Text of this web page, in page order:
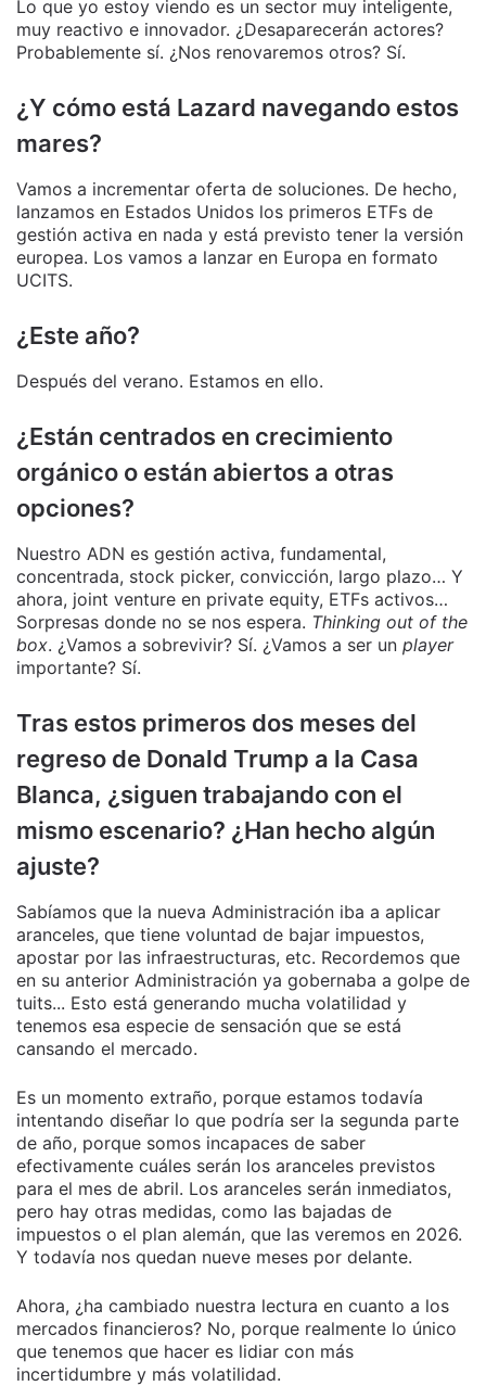
Lo que yo estoy viendo es un sector muy inteligente,
muy reactivo e innovador. ¿Desaparecerán actores?
Probablemente sí. ¿Nos renovaremos otros? Sí.
¿Y cómo está Lazard navegando estos
mares?
Vamos a incrementar oferta de soluciones. De hecho,
lanzamos en Estados Unidos los primeros ETFs de
gestión activa en nada y está previsto tener la versión
europea. Los vamos a lanzar en Europa en formato
UCITS.
¿Este año?
Después del verano. Estamos en ello.
¿Están centrados en crecimiento
orgánico o están abiertos a otras
opciones?
Nuestro ADN es gestión activa, fundamental,
concentrada, stock picker, convicción, largo plazo… Y
ahora, joint venture en private equity, ETFs activos…
Sorpresas donde no se nos espera. Thinking out of the
box. ¿Vamos a sobrevivir? Sí. ¿Vamos a ser un player
importante? Sí.
Tras estos primeros dos meses del
regreso de Donald Trump a la Casa
Blanca, ¿siguen trabajando con el
mismo escenario? ¿Han hecho algún
ajuste?
Sabíamos que la nueva Administración iba a aplicar
aranceles, que tiene voluntad de bajar impuestos,
apostar por las infraestructuras, etc. Recordemos que
en su anterior Administración ya gobernaba a golpe de
tuits... Esto está generando mucha volatilidad y
tenemos esa especie de sensación que se está
cansando el mercado.
Es un momento extraño, porque estamos todavía
intentando diseñar lo que podría ser la segunda parte
de año, porque somos incapaces de saber
efectivamente cuáles serán los aranceles previstos
para el mes de abril. Los aranceles serán inmediatos,
pero hay otras medidas, como las bajadas de
impuestos o el plan alemán, que las veremos en 2026.
Y todavía nos quedan nueve meses por delante.
Ahora, ¿ha cambiado nuestra lectura en cuanto a los
mercados financieros? No, porque realmente lo único
que tenemos que hacer es lidiar con más
incertidumbre y más volatilidad.